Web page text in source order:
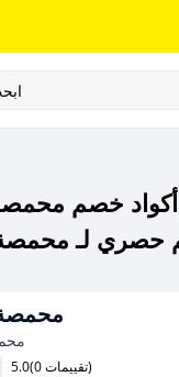
خصم
5.0 (0 تقييمات)